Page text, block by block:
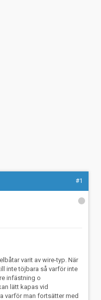
#1
varit av wire-typ. När
inte töjbara så varför inte
infästning o
lätt kapas vid
varför man fortsätter med